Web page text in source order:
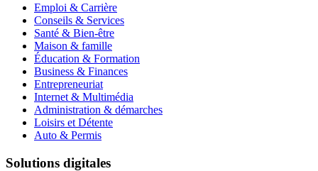
Emploi & Carrière
Conseils & Services
Santé & Bien-être
Maison & famille
Éducation & Formation
Business & Finances
Entrepreneuriat
Internet & Multimédia
Administration & démarches
Loisirs et Détente
Auto & Permis
Solutions digitales